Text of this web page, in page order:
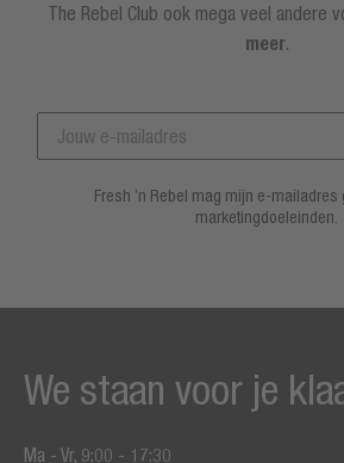
The Rebel Club ook mega veel andere
meer.
Fresh ’n Rebel mag mijn e-mailadres
marketingdoeleinden.
We staan voor je
Ma - Vr, 9:00 - 17:30